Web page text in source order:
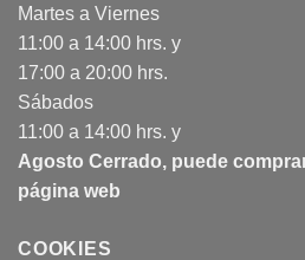
Martes a Viernes
11:00 a 14:00 hrs. y
17:00 a 20:00 hrs.
Sábados
11:00 a 14:00 hrs. y
Agosto Cerrado, puede
página web
COOKIES